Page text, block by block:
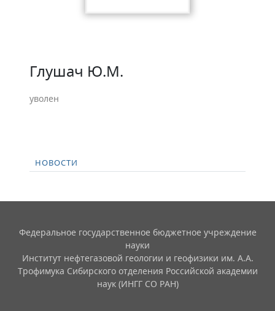
Глушач Ю.М.
уволен
НОВОСТИ
Федеральное государственное бюджетное учреждение
науки
Институт нефтегазовой геологии и геофизики им. А.А.
Трофимука Сибирского отделения Российской академии
наук (ИНГГ СО РАН)